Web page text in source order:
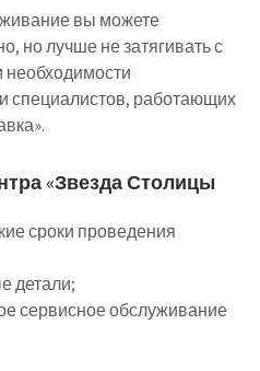
вы можете
но лучше не затягивать с
необходимости
специалистов, работающих
«Звезда Столицы
сроки проведения
детали;
сервисное обслуживание